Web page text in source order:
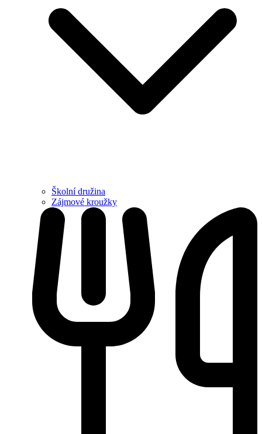
Školní družina
Zájmové kroužky